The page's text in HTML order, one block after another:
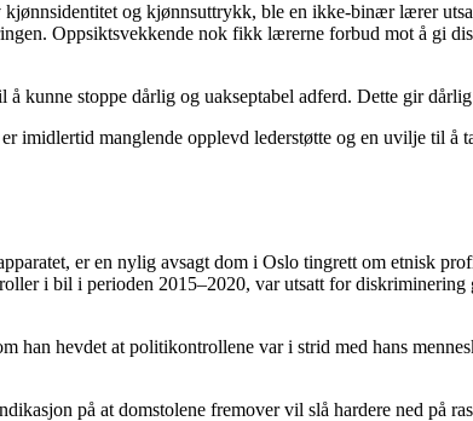
og kjønnsuttrykk, ble en ikke-binær lærer
Oppsiktsvekkende nok fikk lærerne forbud mot å gi
kunne stoppe dårlig og uakseptabel adferd. Dette gir
imidlertid manglende opplevd lederstøtte og en uvilje til å
er en nylig avsagt dom i Oslo tingrett om etnisk
i bil i perioden 2015–2020, var utsatt for
han hevdet at politikontrollene var i strid med hans
på at domstolene fremover vil slå hardere ned på